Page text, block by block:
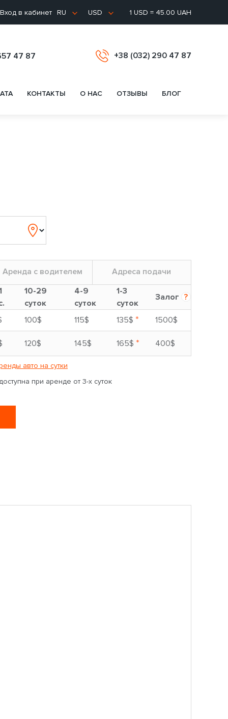
в кабинет RU USD 1 USD = 45.00 UAH
47 87 +38 (032) 290 47 87
КОНТАКТЫ О НАС ОТЗЫВЫ БЛОГ
Аренда с водителем
Адреса подачи
10-29
суток
4-9
суток
1-3
суток
Залог ?
100$ 115$ 135$ * 1500$
120$ 145$ 165$ * 400$
авто на сутки
при аренде от 3-х суток